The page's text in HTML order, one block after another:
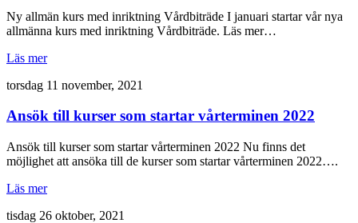
Ny allmän kurs med inriktning Vårdbiträde I januari startar vår nya
allmänna kurs med inriktning Vårdbiträde. Läs mer…
Läs mer
torsdag 11 november, 2021
Ansök till kurser som startar vårterminen 2022
Ansök till kurser som startar vårterminen 2022 Nu finns det
möjlighet att ansöka till de kurser som startar vårterminen 2022….
Läs mer
tisdag 26 oktober, 2021